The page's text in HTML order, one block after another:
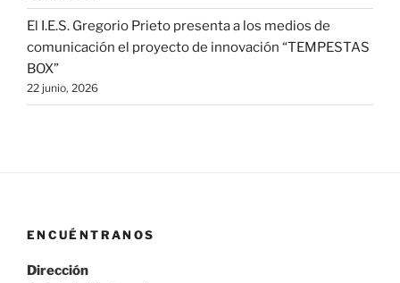
El I.E.S. Gregorio Prieto presenta a los medios de
comunicación el proyecto de innovación “TEMPESTAS
BOX”
22 junio, 2026
ENCUÉNTRANOS
Dirección